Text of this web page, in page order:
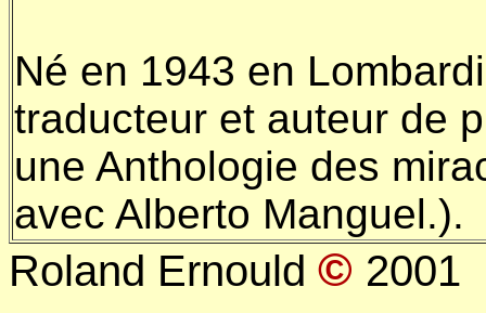
Né en 1943 en
traducteur et auteur de
une Anthologie des
avec Alberto Manguel.).
Roland Ernould © 2001